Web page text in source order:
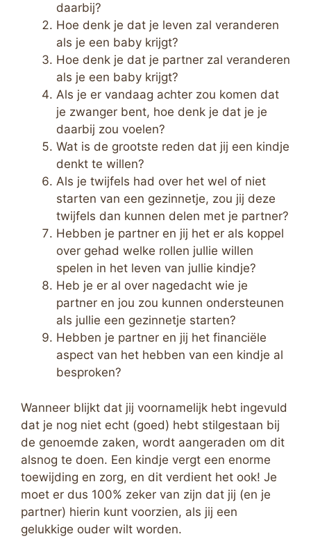
daarbij?
Hoe denk je dat je leven zal veranderen
als je een baby krijgt?
Hoe denk je dat je partner zal veranderen
als je een baby krijgt?
Als je er vandaag achter zou komen dat
je zwanger bent, hoe denk je dat je je
daarbij zou voelen?
Wat is de grootste reden dat jij een kindje
denkt te willen?
Als je twijfels had over het wel of niet
starten van een gezinnetje, zou jij deze
twijfels dan kunnen delen met je partner?
Hebben je partner en jij het er als koppel
over gehad welke rollen jullie willen
spelen in het leven van jullie kindje?
Heb je er al over nagedacht wie je
partner en jou zou kunnen ondersteunen
als jullie een gezinnetje starten?
Hebben je partner en jij het financiële
aspect van het hebben van een kindje al
besproken?
Wanneer blijkt dat jij voornamelijk hebt ingevuld
dat je nog niet echt (goed) hebt stilgestaan bij
de genoemde zaken, wordt aangeraden om dit
alsnog te doen. Een kindje vergt een enorme
toewijding en zorg, en dit verdient het ook! Je
moet er dus 100% zeker van zijn dat jij (en je
partner) hierin kunt voorzien, als jij een
gelukkige ouder wilt worden.